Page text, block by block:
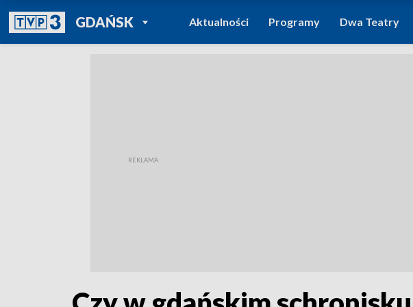
GDAŃSKPOWRÓT DO
TVP REGIONY
Aktualności Programy Dwa Teatry